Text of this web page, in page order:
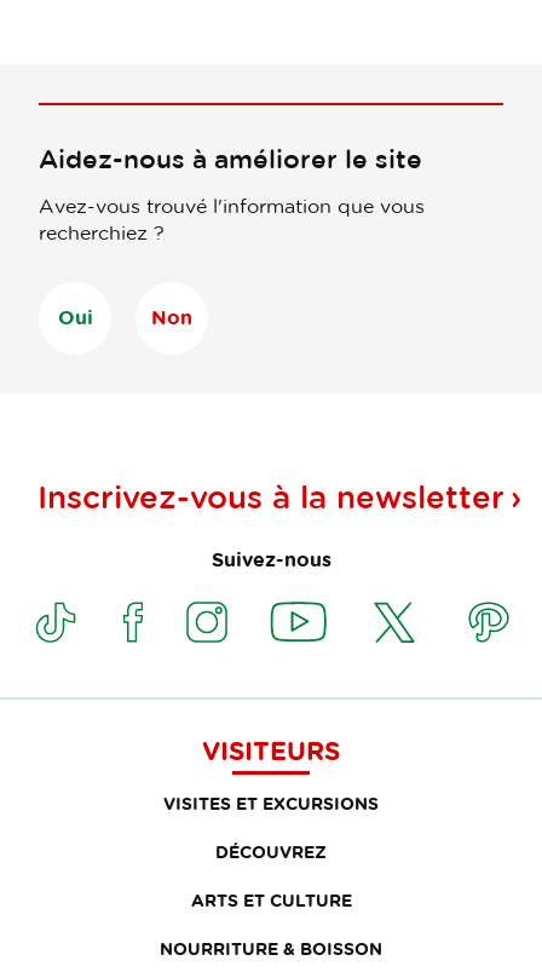
Aidez-nous à améliorer le site
Avez-vous trouvé l'information que vous
recherchiez ?
Oui Non
Inscrivez-vous à la newsletter
Suivez-nous
VISITEURS
VISITES ET EXCURSIONS
DÉCOUVREZ
ARTS ET CULTURE
NOURRITURE & BOISSON